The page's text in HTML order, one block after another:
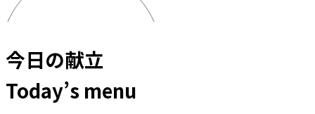
今日の献立
Today’s menu